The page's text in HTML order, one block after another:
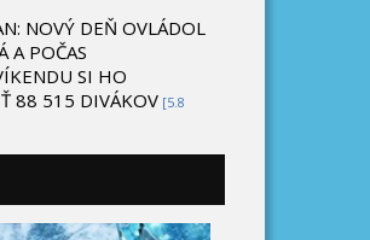
NOVÝ DEŇ OVLÁDOL
A POČAS
SI HO
88 515 DIVÁKOV [5.8